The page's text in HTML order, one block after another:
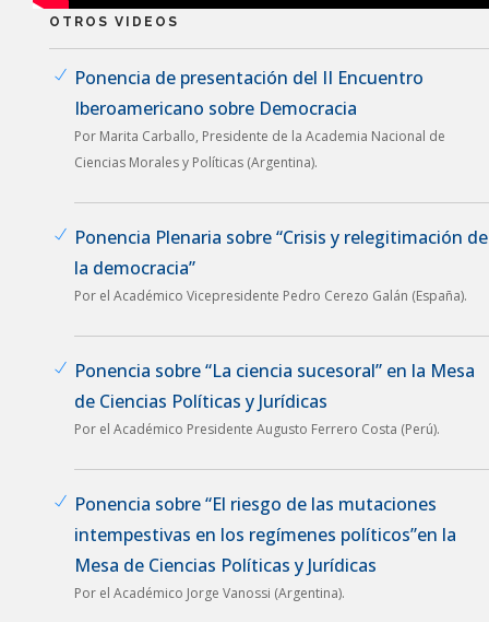
OTROS VIDEOS
Ponencia de presentación del II Encuentro
Iberoamericano sobre Democracia
Por Marita Carballo, Presidente de la Academia Nacional de
Ciencias Morales y Políticas (Argentina).
Ponencia Plenaria sobre “Crisis y relegitimación de
la democracia”
Por el Académico Vicepresidente Pedro Cerezo Galán (España).
Ponencia sobre “La ciencia sucesoral” en la Mesa
de Ciencias Políticas y Jurídicas
Por el Académico Presidente Augusto Ferrero Costa (Perú).
Ponencia sobre “El riesgo de las mutaciones
intempestivas en los regímenes políticos”en la
Mesa de Ciencias Políticas y Jurídicas
Por el Académico Jorge Vanossi (Argentina).